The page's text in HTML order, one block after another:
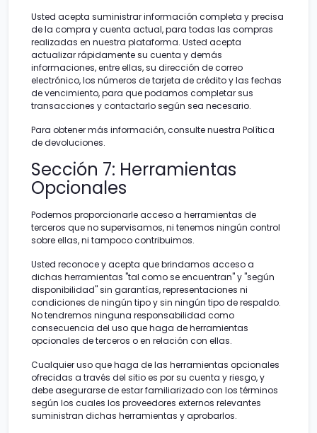
Usted acepta suministrar información completa y precisa
de la compra y cuenta actual, para todas las compras
realizadas en nuestra plataforma. Usted acepta
actualizar rápidamente su cuenta y demás
informaciones, entre ellas, su dirección de correo
electrónico, los números de tarjeta de crédito y las fechas
de vencimiento, para que podamos completar sus
transacciones y contactarlo según sea necesario.
Para obtener más información, consulte nuestra Política
de devoluciones.
Sección 7: Herramientas
Opcionales
Podemos proporcionarle acceso a herramientas de
terceros que no supervisamos, ni tenemos ningún control
sobre ellas, ni tampoco contribuimos.
Usted reconoce y acepta que brindamos acceso a
dichas herramientas "tal como se encuentran" y "según
disponibilidad" sin garantías, representaciones ni
condiciones de ningún tipo y sin ningún tipo de respaldo.
No tendremos ninguna responsabilidad como
consecuencia del uso que haga de herramientas
opcionales de terceros o en relación con ellas.
Cualquier uso que haga de las herramientas opcionales
ofrecidas a través del sitio es por su cuenta y riesgo, y
debe asegurarse de estar familiarizado con los términos
según los cuales los proveedores externos relevantes
suministran dichas herramientas y aprobarlos.